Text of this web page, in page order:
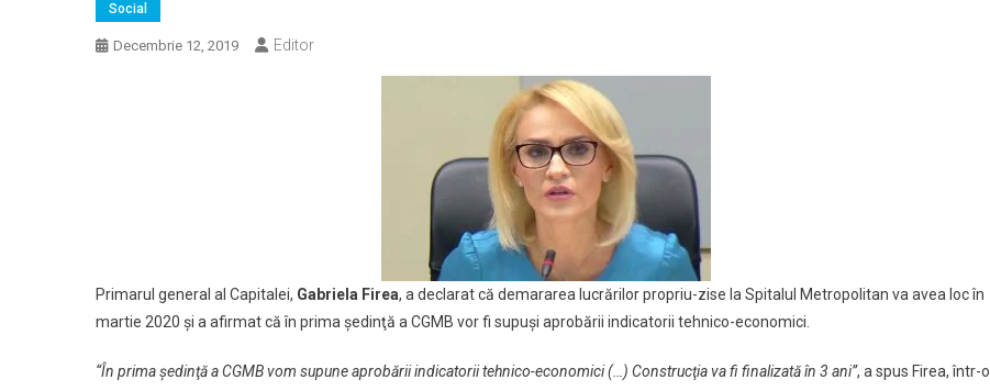
Social
Decembrie 12, 2019 Editor
Primarul general al Capitalei, Gabriela Firea, a declarat că demararea lucrărilor propriu-zise la Spitalul Metropolitan va avea loc în
martie 2020 şi a afirmat că în prima şedinţă a CGMB vor fi supuşi aprobării indicatorii tehnico-economici.
“În prima şedinţă a CGMB vom supune aprobării indicatorii tehnico-economici (…) Construcţia va fi finalizată în 3 ani”, a spus Firea, într-o